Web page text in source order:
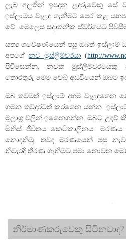
ලැබ අලූතින් ඉපදුනු ළදරුවෙකු
ඉස්ලාමය වැළඳ ගැනීමට පෙර කළ
වේ. මෙලෙස සදාතනික ස්වර්ගයට
සත්‍ය ගවේෂණයෙන් පසු ඔබත් ඉස්ලාම්
අපගේ නව මුස්ලිම්වරයා (http://
පිවිසෙන්න. නවක මුස්ලිම්වරයෙකු
තොරතුරු මෙම වෙබ් අඩවියෙන් ඔබට
ඔබ තවමත් ඉස්ලාම් දහම වැළඳගෙන
ගමන තවදුරටත් කරගෙන යන්න.
මූලාශ්‍ර වලින් ඉගෙනගන්න. ඔබට උදව්
මිනිස් ජීවිතය කෙටිකාලීනය. මරණය
නොදනිමු. තවද මරණයෙන් පසු
නිවැරදි තීරණ ගැනීමට පමා නොවන
නිර්මාණකරුවෙකු සිටිනවාද?